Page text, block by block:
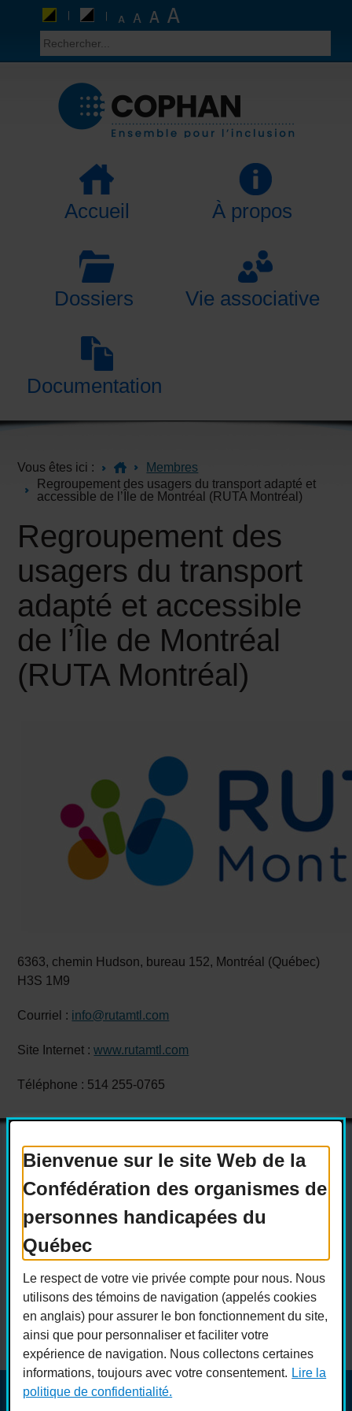
Bienvenue sur le site Web de la
Confédération des organismes de
personnes handicapées du
Québec
Le respect de votre vie privée compte pour nous. Nous
utilisons des témoins de navigation (appelés cookies
en anglais) pour assurer le bon fonctionnement du site,
ainsi que pour personnaliser et faciliter votre
expérience de navigation. Nous collectons certaines
informations, toujours avec votre consentement. Lire la
politique de confidentialité.
Accueil À propos
Dossiers Vie associative
Documentation
Vous êtes ici :
Membres
Regroupement des usagers du transport adapté et
accessible de l’Île de Montréal (RUTA Montréal)
Regroupement des
usagers du transport
adapté et accessible
de l’Île de Montréal
(RUTA Montréal)
6363, chemin Hudson, bureau 152, Montréal (Québec)
H3S 1M9
Courriel : info@rutamtl.com
Site Internet :www.rutamtl.com
Téléphone : 514 255-0765
Actualités
Devenir membre
Nous joindre
Nous recrutons
Guide sur l’accessibilité universelle
FAQ